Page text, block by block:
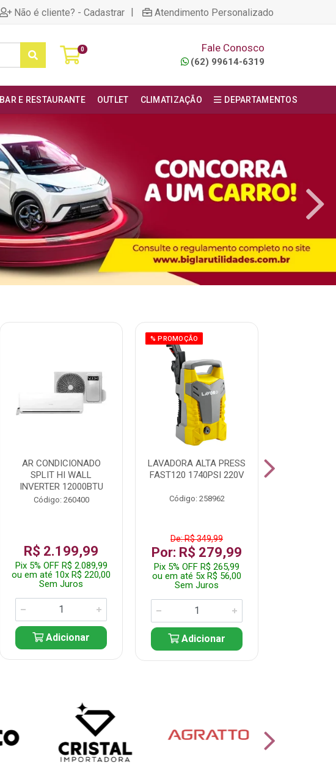
Não é cliente? - Cadastrar | Atendimento Personalizado
0 Fale Conosco
(62) 99614-6319
BAR E RESTAURANTE OUTLET CLIMATIZAÇÃO DEPARTAMENTOS
AR CONDICIONADO
SPLIT HI WALL
INVERTER 12000BTU
Código: 260400
R$ 2.199,99
Pix 5% OFF R$ 2.089,99
ou em até 10x R$ 220,00
Sem Juros
Adicionar
% PROMOÇÃO
LAVADORA ALTA PRESS
FAST120 1740PSI 220V
Código: 258962
De: R$ 349,99
Por: R$ 279,99
Pix 5% OFF R$ 265,99
ou em até 5x R$ 56,00
Sem Juros
Adicionar